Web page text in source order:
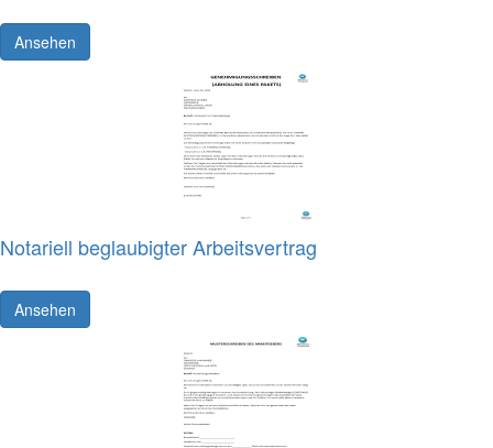
Ansehen
Notariell beglaubigter Arbeitsvertrag
Ansehen